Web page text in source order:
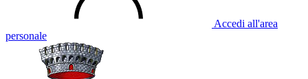
Accedi all'area
personale